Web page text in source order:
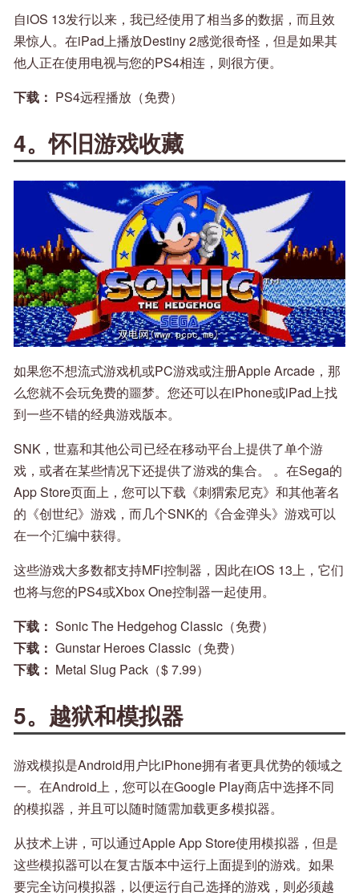
自iOS 13发行以来，我已经使用了相当多的数据，而且效
果惊人。在iPad上播放Destiny 2感觉很奇怪，但是如果其
他人正在使用电视与您的PS4相连，则很方便。
下载： PS4远程播放（免费）
4。怀旧游戏收藏
如果您不想流式游戏机或PC游戏或注册Apple Arcade，那
么您就不会玩免费的噩梦。您还可以在iPhone或iPad上找
到一些不错的经典游戏版本。
SNK，世嘉和其他公司已经在移动平台上提供了单个游
戏，或者在某些情况下还提供了游戏的集合。 。在Sega的
App Store页面上，您可以下载《刺猬索尼克》和其他著名
的《创世纪》游戏，而几个SNK的《合金弹头》游戏可以
在一个汇编中获得。
这些游戏大多数都支持MFi控制器，因此在iOS 13上，它们
也将与您的PS4或Xbox One控制器一起使用。
下载： Sonic The Hedgehog Classic（免费）
下载： Gunstar Heroes Classic（免费）
下载： Metal Slug Pack（$ 7.99）
5。越狱和模拟器
游戏模拟是Android用户比iPhone拥有者更具优势的领域之
一。在Android上，您可以在Google Play商店中选择不同
的模拟器，并且可以随时随需加载更多模拟器。
从技术上讲，可以通过Apple App Store使用模拟器，但是
这些模拟器可以在复古版本中运行上面提到的游戏。如果
要完全访问模拟器，以便运行自己选择的游戏，则必须越